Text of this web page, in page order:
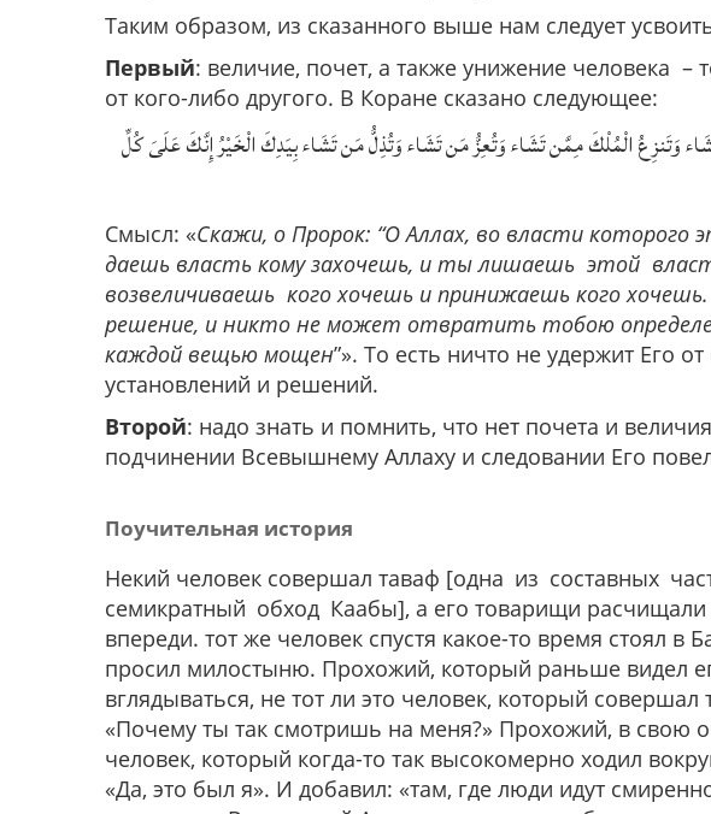
Таким образом, из сказанного выше нам следует
Первый: величие, почет, а также унижение человека –
от кого-либо другого. В Коране сказано следующее:
وَتَنزِعُ الْمُلْكَ مِمَّن تَشَاء وَتُعِزُّ مَن تَشَاء وَتُذِلُّ مَن تَشَاء بِيَدِكَ الْخَيْرُ إِنَّكَ عَلَىَ كُلِّ
Смысл: «Скажи, о Пророк: “О Аллах, во власти
даешь власть кому захочешь, и ты лишаешь этой
возвеличиваешь кого хочешь и принижаешь кого
решение, и никто не может отвратить тобою
каждой вещью мощен”». То есть ничто не удержит Его
установлений и решений.
Второй: надо знать и помнить, что нет почета и
подчинении Всевышнему Аллаху и следовании Его
Поучительная история
Некий человек совершал таваф [одна из составных
семикратный обход Каабы], а его товарищи расчищали
впереди. тот же человек спустя какое-то время стоял в
просил милостыню. Прохожий, который раньше видел
вглядываться, не тот ли это человек, который
«Почему ты так смотришь на меня?» Прохожий, в свою
человек, который когда-то так высокомерно ходил
«Да, это был я». И добавил: «там, где люди идут